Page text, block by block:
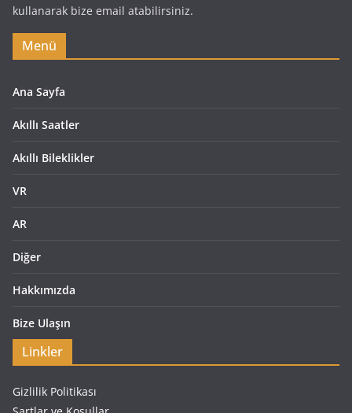
kullanarak bize email atabilirsiniz.
Menü
Ana Sayfa
Akıllı Saatler
Akıllı Bileklikler
VR
AR
Diğer
Hakkımızda
Bize Ulaşın
Linkler
Gizlilik Politikası